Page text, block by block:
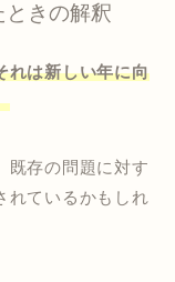
きの解釈
れは新しい年に向
既存の問題に対す
れているかもしれ